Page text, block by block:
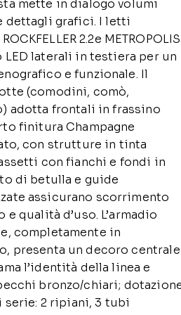
mette in dialogo volumi
dettagli grafici. I letti
2.2e METROPOLIS
LED laterali in testiera per un
e funzionale. Il
(comodini, comò,
adotta frontali in frassino
finitura Champagne
con strutture in tinta
con fianchi e fondi in
di betulla e guide
assicurano scorrimento
e qualità d’uso. L’armadio
completamente in
presenta un decoro centrale
l’identità della linea e
bronzo/chiari;
serie: 2 ripiani, 3 tubi